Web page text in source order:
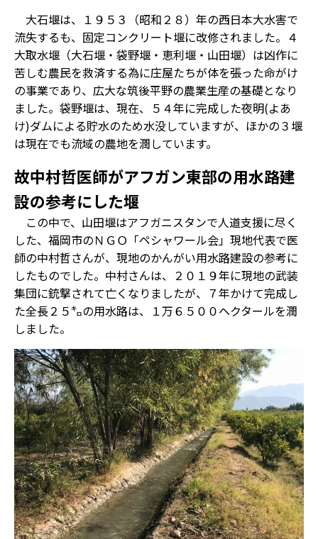
大石堰は、１９５３（昭和２８）年の西日本大水害で
流失するも、固定コンクリート堰に改修されました。４
大取水堰（大石堰・袋野堰・恵利堰・山田堰）は凶作に
苦しむ農民を救済する為に庄屋たちが体を張った命がけ
の事業であり、広大な筑後平野の農業生産の基礎となり
ました。袋野堰は、現在、５４年に完成した夜明(よあ
け)ダムによる貯水のため水没していますが、ほかの３堰
は現在でも流域の農地を潤しています。
故中村哲医師がアフガン東部の用水路建
設の参考にした堰
この中で、山田堰はアフガニスタンで人道支援に尽く
した、福岡市のＮＧＯ「ペシャワール会」現地代表で医
師の中村哲さんが、現地のかんがい用水路建設の参考に
したものでした。中村さんは、２０１９年に現地の武装
集団に銃撃されて亡くなりましたが、７年かけて完成し
た全長２５㌔の用水路は、１万６５００ヘクタールを潤
しました。